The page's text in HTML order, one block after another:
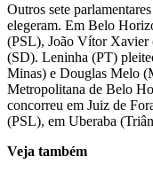
Outros sete
elegeram. Em Belo
(PSL), João Vítor Xavier
(SD). Leninha (PT)
Minas) e Douglas Melo
Metropolitana de Belo
concorreu em Juiz de
(PSL), em Uberaba
Veja também